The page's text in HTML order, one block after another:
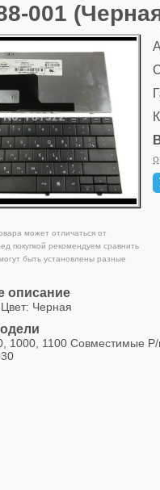
001
может отличаться от
покупкой рекомендуем сравнить
быть установлены разные
описание
Черная
1000, 1100 Совместимые